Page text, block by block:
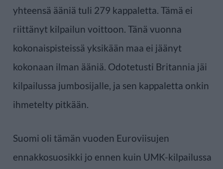
yhteensä ääniä tuli 279 kappaletta. Tämä ei
riittänyt kilpailun voittoon. Tänä vuonna
kokonaispisteissä yksikään maa ei jäänyt
kokonaan ilman ääniä. Odotetusti Britannia jäi
kilpailussa jumbosijalle, ja sen kappaletta onkin
ihmetelty pitkään.
Suomi oli tämän vuoden Euroviisujen
ennakkosuosikki jo ennen kuin UMK-kilpailussa